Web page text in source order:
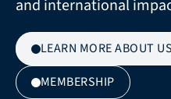
and international
LEARN MORE ABOUT US
MEMBERSHIP